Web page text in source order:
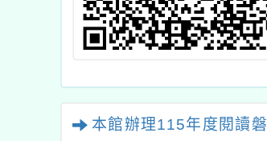
本館辦理115年度閱讀磐